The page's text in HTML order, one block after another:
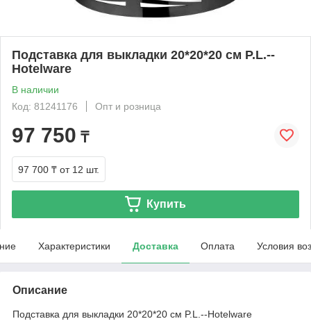
Подставка для выкладки 20*20*20 см P.L.--
Hotelware
В наличии
Код: 81241176
Опт и розница
97 750 ₸
97 700 ₸ от 12 шт.
Купить
Характеристики Доставка Оплата Условия
Описание
Подставка для выкладки 20*20*20 см P.L.--Hotelware